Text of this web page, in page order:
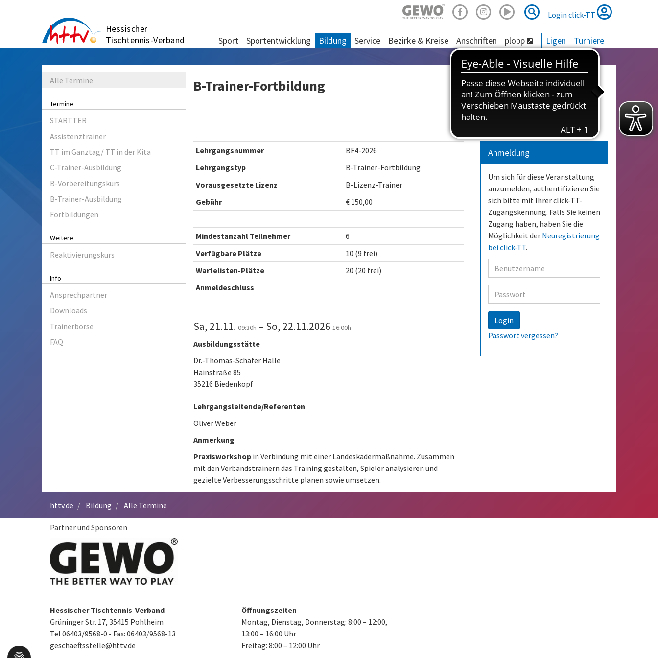
Hessischer
Tischtennis-Verband
Suche
Suche
Login click-TT
Sport Sportentwicklung Bildung Service Bezirke & Kreise Anschriften plopp Ligen Turniere
Alle Termine
Termine
STARTTER
Assistenztrainer
TT im Ganztag/ TT in der Kita
C-Trainer-Ausbildung
B-Vorbereitungskurs
B-Trainer-Ausbildung
Fortbildungen
Weitere
Reaktivierungskurs
Info
Ansprechpartner
Downloads
Trainerbörse
FAQ
B-Trainer-Fortbildung
Lehrgangsnummer
BF4-2026
Lehrgangstyp
B-Trainer-Fortbildung
Vorausgesetzte Lizenz
B-Lizenz-Trainer
Gebühr
€ 150,00
Mindestanzahl Teilnehmer
6
Verfügbare Plätze
10 (9 frei)
Wartelisten-Plätze
20 (20 frei)
Anmeldeschluss
Sa, 21.11. 09:30h – So, 22.11.2026 16:00h
Ausbildungsstätte
Dr.-Thomas-Schäfer Halle
Hainstraße 85
35216 Biedenkopf
Lehrgangsleitende/Referenten
Oliver Weber
Anmerkung
Praxisworkshop in Verbindung mit einer Landeskadermaßnahme. Zusammen
mit den Verbandstrainern das Training gestalten, Spieler analysieren und
gezielte Verbesserungsschritte planen sowie umsetzen.
Anmeldung
Um sich für diese Veranstaltung
anzumelden, authentifizieren Sie
sich bitte mit Ihrer click-TT-
Zugangskennung. Falls Sie keinen
Zugang haben, haben Sie die
Möglichkeit der Neuregistrierung
bei click-TT.
Benutzer
Passwort
Login
Passwort vergessen?
httv.de Bildung Alle Termine
Partner und Sponsoren
Hessischer Tischtennis-Verband
Grüninger Str. 17, 35415 Pohlheim
Tel 06403/9568-0 • Fax: 06403/9568-13
geschaeftsstelle@httv.de
Öffnungszeiten
Montag, Dienstag, Donnerstag: 8:00 – 12:00,
13:00 – 16:00 Uhr
Freitag: 8:00 – 12:00 Uhr